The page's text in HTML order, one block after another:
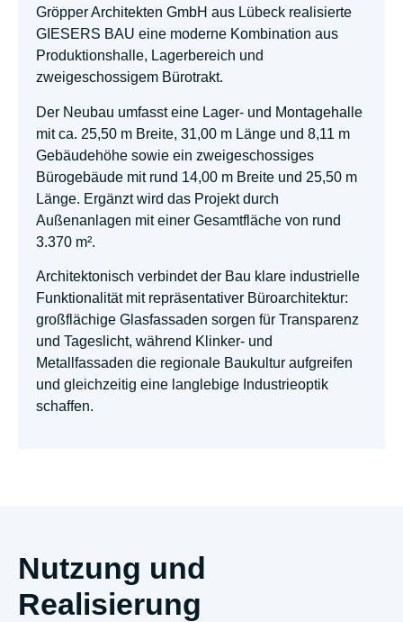
Gröpper Architekten GmbH aus Lübeck realisierte
GIESERS BAU eine moderne Kombination aus
Produktionshalle, Lagerbereich und
zweigeschossigem Bürotrakt.
Der Neubau umfasst eine Lager- und Montagehalle
mit ca. 25,50 m Breite, 31,00 m Länge und 8,11 m
Gebäudehöhe sowie ein zweigeschossiges
Bürogebäude mit rund 14,00 m Breite und 25,50 m
Länge. Ergänzt wird das Projekt durch
Außenanlagen mit einer Gesamtfläche von rund
3.370 m².
Architektonisch verbindet der Bau klare industrielle
Funktionalität mit repräsentativer Büroarchitektur:
großflächige Glasfassaden sorgen für Transparenz
und Tageslicht, während Klinker- und
Metallfassaden die regionale Baukultur aufgreifen
und gleichzeitig eine langlebige Industrieoptik
schaffen.
Nutzung und
Realisierung